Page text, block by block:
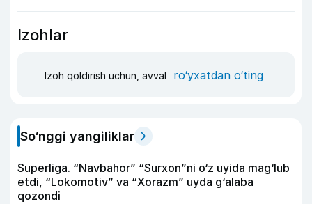
Izohlar
Izoh qoldirish uchun, avval ro‘yxatdan o‘ting
So‘nggi yangiliklar
Superliga. “Navbahor” “Surxon”ni o‘z uyida mag‘lub
etdi, “Lokomotiv” va “Xorazm” uyda g‘alaba
qozondi